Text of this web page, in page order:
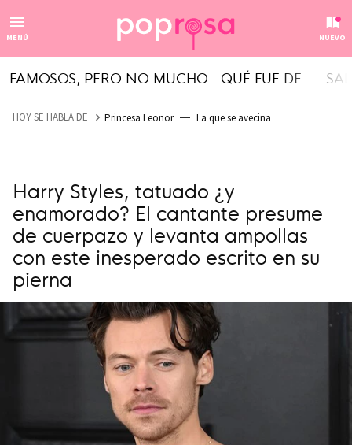
MENÚ NUEVO
FAMOSOS, PERO NO MUCHO QUÉ FUE DE...
HOY SE HABLA DE Princesa Leonor La que se avecina
Harry Styles, tatuado ¿y
enamorado? El cantante presume
de cuerpazo y levanta ampollas
con este inesperado escrito en su
pierna